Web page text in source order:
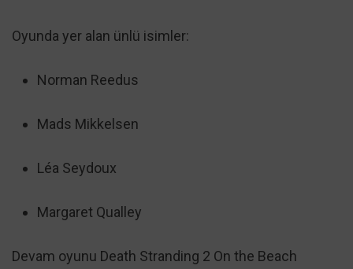
Oyunda yer alan ünlü isimler:
Norman Reedus
Mads Mikkelsen
Léa Seydoux
Margaret Qualley
Devam oyunu Death Stranding 2 On the Beach